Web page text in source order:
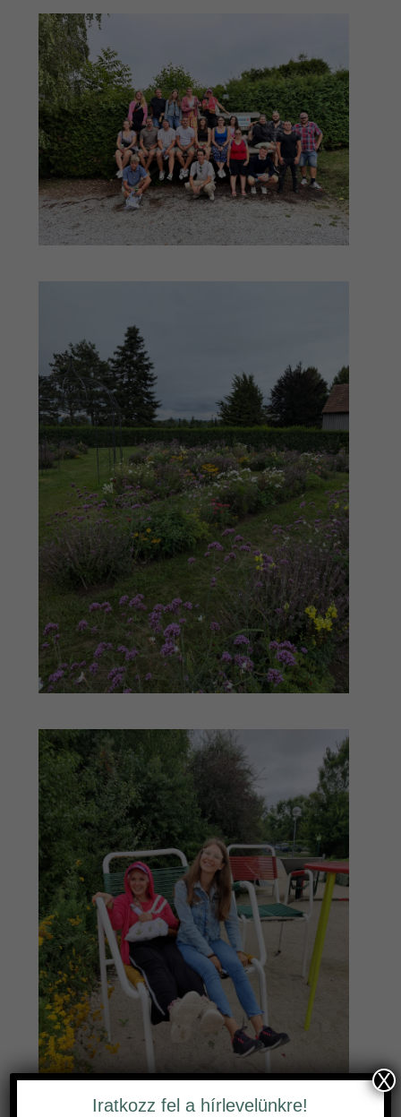
Iratkozz fel a hírlevelünkre!
X